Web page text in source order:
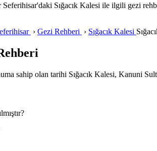
Sığacık Kalesi ile ilgili gezi
› Gezi Rehberi › Sığacık Kalesi
sahip olan tarihi Sığacık Kalesi, Kanuni